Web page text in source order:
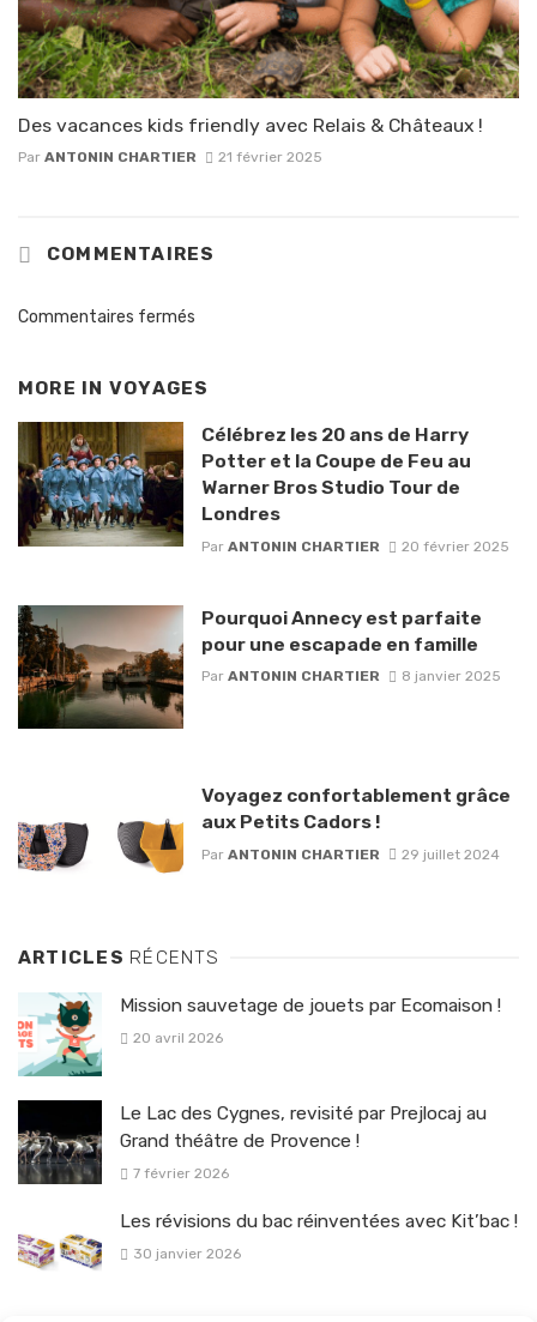
Des vacances kids friendly avec Relais & Châteaux !
Par ANTONIN CHARTIER 21 février 2025
COMMENTAIRES
Commentaires fermés
MORE IN VOYAGES
Célébrez les 20 ans de Harry
Potter et la Coupe de Feu au
Warner Bros Studio Tour de
Londres
Par ANTONIN CHARTIER 20 février 2025
Pourquoi Annecy est parfaite
pour une escapade en famille
Par ANTONIN CHARTIER 8 janvier 2025
Voyagez confortablement grâce
aux Petits Cadors !
Par ANTONIN CHARTIER 29 juillet 2024
ARTICLES RÉCENTS
Mission sauvetage de jouets par Ecomaison !
20 avril 2026
Le Lac des Cygnes, revisité par Prejlocaj au
Grand théâtre de Provence !
7 février 2026
Les révisions du bac réinventées avec Kit’bac !
30 janvier 2026